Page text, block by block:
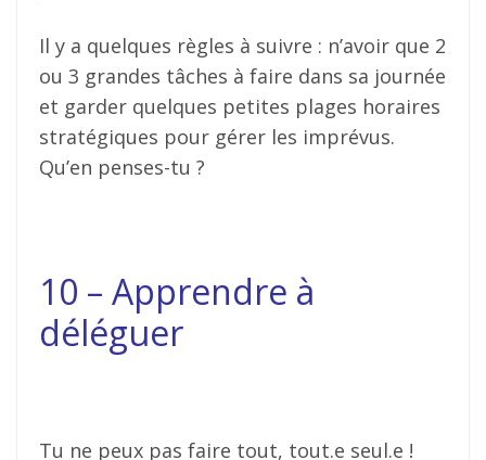
Il y a quelques règles à suivre : n’avoir que 2
ou 3 grandes tâches à faire dans sa journée
et garder quelques petites plages horaires
stratégiques pour gérer les imprévus.
Qu’en penses-tu ?
10 – Apprendre à
déléguer
Tu ne peux pas faire tout, tout.e seul.e !